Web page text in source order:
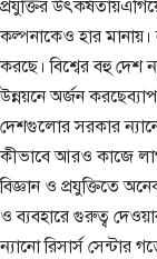
প্রযুক্তির
কল্পনাকেও হার মানায়।
করছে। বিশ্বের বহু দেশ
উন্নয়নে অর্জন
দেশগুলোর সরকার
কীভাবে আরও কাজে
বিজ্ঞান ও প্রযুক্তিতে
ও ব্যবহারে গুরুত্ব
ন্যানো রিসার্স সেন্টার